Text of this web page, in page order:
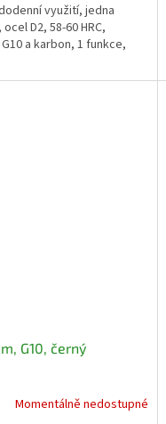
využití, jedna
D2, 58-60 HRC,
a karbon, 1 funkce,
G10, černý
Momentálně nedostupné